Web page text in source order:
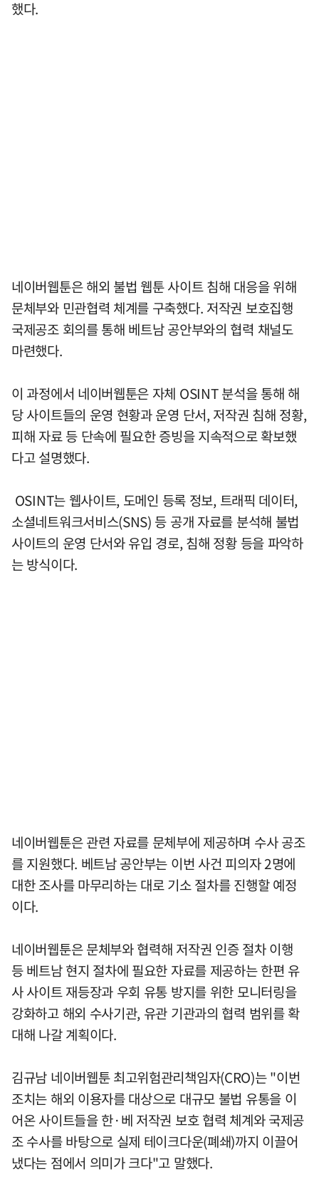
했다.
네이버웹툰은 해외 불법 웹툰 사이트 침해 대응을 위해
문체부와 민관협력 체계를 구축했다. 저작권 보호집행
국제공조 회의를 통해 베트남 공안부와의 협력 채널도
마련했다.
이 과정에서 네이버웹툰은 자체 OSINT 분석을 통해 해
당 사이트들의 운영 현황과 운영 단서, 저작권 침해 정황,
피해 자료 등 단속에 필요한 증빙을 지속적으로 확보했
다고 설명했다.
OSINT는 웹사이트, 도메인 등록 정보, 트래픽 데이터,
소셜네트워크서비스(SNS) 등 공개 자료를 분석해 불법
사이트의 운영 단서와 유입 경로, 침해 정황 등을 파악하
는 방식이다.
네이버웹툰은 관련 자료를 문체부에 제공하며 수사 공조
를 지원했다. 베트남 공안부는 이번 사건 피의자 2명에
대한 조사를 마무리하는 대로 기소 절차를 진행할 예정
이다.
네이버웹툰은 문체부와 협력해 저작권 인증 절차 이행
등 베트남 현지 절차에 필요한 자료를 제공하는 한편 유
사 사이트 재등장과 우회 유통 방지를 위한 모니터링을
강화하고 해외 수사기관, 유관 기관과의 협력 범위를 확
대해 나갈 계획이다.
김규남 네이버웹툰 최고위험관리책임자(CRO)는 "이번
조치는 해외 이용자를 대상으로 대규모 불법 유통을 이
어온 사이트들을 한·베 저작권 보호 협력 체계와 국제공
조 수사를 바탕으로 실제 테이크다운(폐쇄)까지 이끌어
냈다는 점에서 의미가 크다"고 말했다.